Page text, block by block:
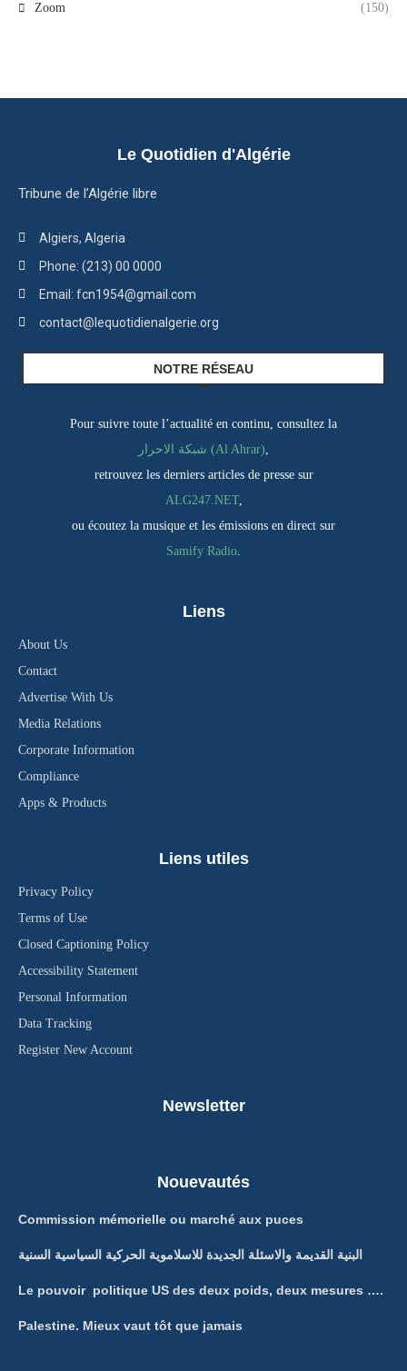
Zoom (150)
Le Quotidien d'Algérie
Tribune de l’Algérie libre
Algiers, Algeria
Phone: (213) 00 0000
Email: fcn1954@gmail.com
contact@lequotidienalgerie.org
NOTRE RÉSEAU
Pour suivre toute l’actualité en continu, consultez la
شبكة الاحرار (Al Ahrar),
retrouvez les derniers articles de presse sur
ALG247.NET,
ou écoutez la musique et les émissions en direct sur
Samify Radio.
Liens
About Us
Contact
Advertise With Us
Media Relations
Corporate Information
Compliance
Apps & Products
Liens utiles
Privacy Policy
Terms of Use
Closed Captioning Policy
Accessibility Statement
Personal Information
Data Tracking
Register New Account
Newsletter
Nouevautés
Commission mémorielle ou marché aux puces
البنية القديمة والاسئلة الجديدة للاسلاموية الحركية السياسية السنية
Le pouvoir politique US des deux poids, deux mesures ….
Palestine. Mieux vaut tôt que jamais